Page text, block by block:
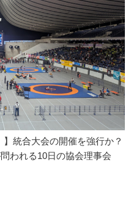
】統合大会の開催を強行か？
われる10日の協会理事会